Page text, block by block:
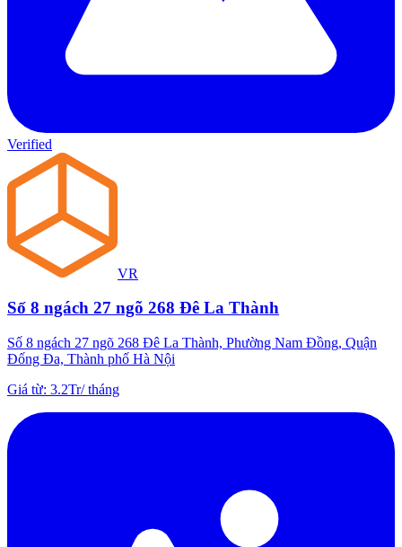
Verified
VR
Số 8 ngách 27 ngõ 268 Đê La Thành
Số 8 ngách 27 ngõ 268 Đê La Thành, Phường Nam Đồng, Quận
Đống Đa, Thành phố Hà Nội
Giá từ: 3.2Tr/tháng